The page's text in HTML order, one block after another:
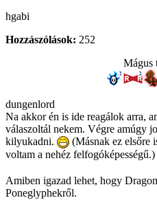
hgabi
Hozzászólások: 252
Mágus
dungenlord
Na akkor én is ide reagálok arra,
válaszoltál nekem. Végre amúgy
kilyukadni.
(Másnak ez elsőre
voltam a nehéz felfogóképességű.)
Amiben igazad lehet, hogy
Poneglyphekről.